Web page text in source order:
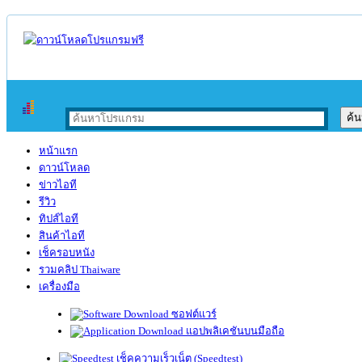
หน้าแรก
ดาวน์โหลด
ข่าวไอที
รีวิว
ทิปส์ไอที
สินค้าไอที
เช็ครอบหนัง
รวมคลิป Thaiware
เครื่องมือ
ซอฟต์แวร์
แอปพลิเคชันบนมือถือ
เช็คความเร็วเน็ต (Speedtest)